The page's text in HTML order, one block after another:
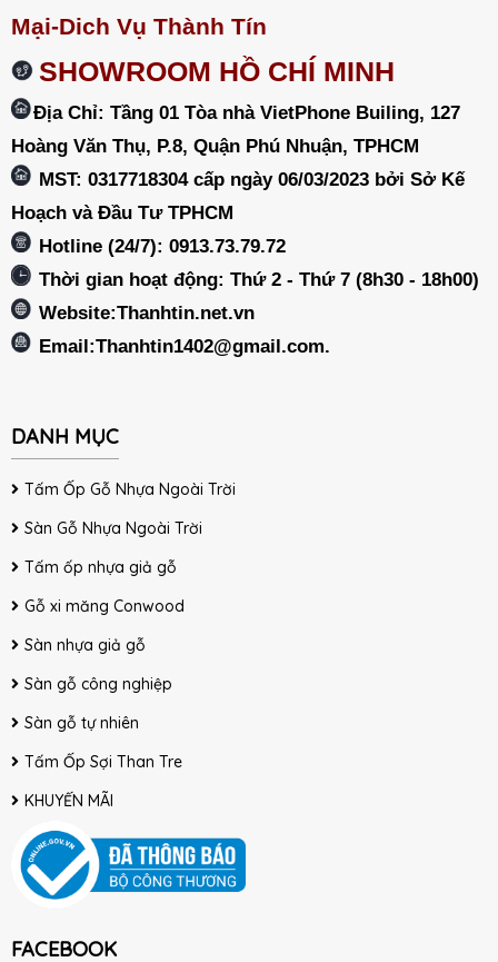
Mại-Dich Vụ Thành Tín
SHOWROOM HỒ CHÍ MINH
Địa Chỉ: Tầng 01 Tòa nhà VietPhone Builing, 127
Hoàng Văn Thụ, P.8, Quận Phú Nhuận, TPHCM
MST: 0317718304 cấp ngày 06/03/2023 bởi Sở Kế
Hoạch và Đầu Tư TPHCM
Hotline (24/7): 0913.73.79.72
Thời gian hoạt động: Thứ 2 - Thứ 7 (8h30 - 18h00)
Website:Thanhtin.net.vn
Email:Thanhtin1402@gmail.com.
DANH MỤC
Tấm Ốp Gỗ Nhựa Ngoài Trời
Sàn Gỗ Nhựa Ngoài Trời
Tấm ốp nhựa giả gỗ
Gỗ xi măng Conwood
Sàn nhựa giả gỗ
Sàn gỗ công nghiệp
Sàn gỗ tự nhiên
Tấm Ốp Sợi Than Tre
KHUYẾN MÃI
FACEBOOK